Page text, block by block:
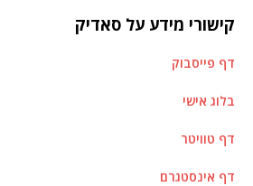
קישורי מידע על סאדיק
דף פייסבוק
בלוג אישי
דף טוויטר
דף אינסטגרם